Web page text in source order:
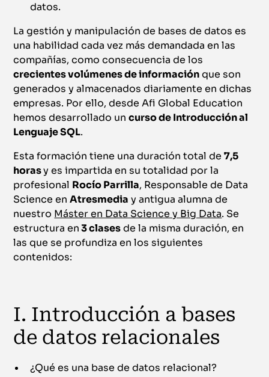
datos.
La gestión y manipulación de bases de datos es
una habilidad cada vez más demandada en las
compañías, como consecuencia de los
crecientes volúmenes de informaciónque son
generados y almacenados diariamente en dichas
empresas. Por ello, desde Afi Global Education
hemos desarrollado uncurso de Introducción al
Lenguaje SQL.
Esta formación tiene una duración total de7,5
horasy es impartida en su totalidad por la
profesional Rocío Parrilla, Responsable de Data
Science enAtresmedia y antigua alumna de
nuestro Máster en Data Science y Big Data. Se
estructura en3 clasesde la misma duración, en
las que se profundiza en los siguientes
contenidos:
I. Introducción a bases
de datos relacionales
¿Qué es una base de datos relacional?